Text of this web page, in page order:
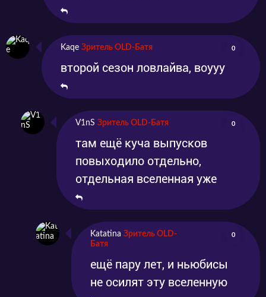
Kaqe Зритель OLD-Батя 0
второй сезон ловлайва, воууу
V1nS Зритель OLD-Батя 0
там ещё куча выпусков
повыходило отдельно,
отдельная вселенная уже
Katatina Зритель OLD-
Батя
0
ещё пару лет, и ньюбисы
не осилят эту вселенную